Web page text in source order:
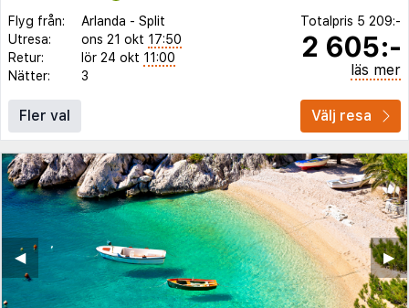
Flyg från: Arlanda - Split
Utresa:
ons 21 okt 17:50
Retur:
lör 24 okt 11:00
Nätter:
3
Totalpris 5 209:-
2 605:-
läs mer
Fler val Välj resa
▶︎
◀︎